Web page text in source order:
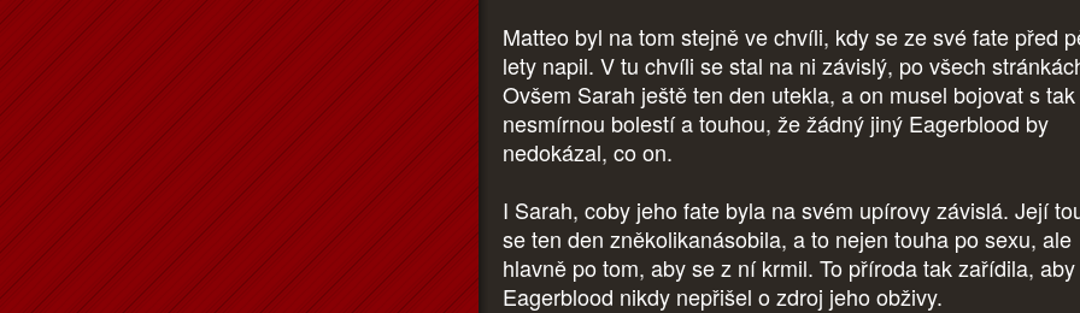
Matteo byl na tom stejně ve chvíli, kdy se ze své fate před
lety napil. V tu chvíli se stal na ni závislý, po všech
Ovšem Sarah ještě ten den utekla, a on musel bojovat s tak
nesmírnou bolestí a touhou, že žádný jiný Eagerblood by
nedokázal, co on.
I Sarah, coby jeho fate byla na svém upírovy závislá. Její
se ten den zněkolikanásobila, a to nejen touha po sexu, ale
hlavně po tom, aby se z ní krmil. To příroda tak zařídila, aby
Eagerblood nikdy nepřišel o zdroj jeho obživy.